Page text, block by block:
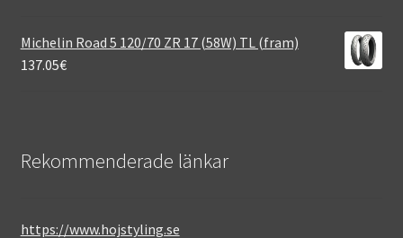
Michelin Road 5 120/70 ZR 17 (58W) TL (fram)
137.05€
Rekommenderade länkar
https://www.hojstyling.se